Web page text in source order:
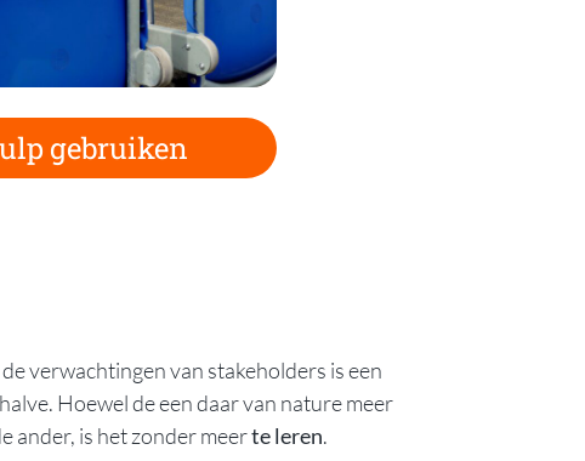
gebruiken
verwachtingen van stakeholders is een
Hoewel de een daar van nature meer
ander, is het zonder meerte leren.